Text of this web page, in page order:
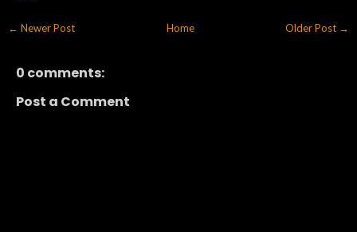
← Newer Post Older Post →
Home
0 comments:
Post a Comment